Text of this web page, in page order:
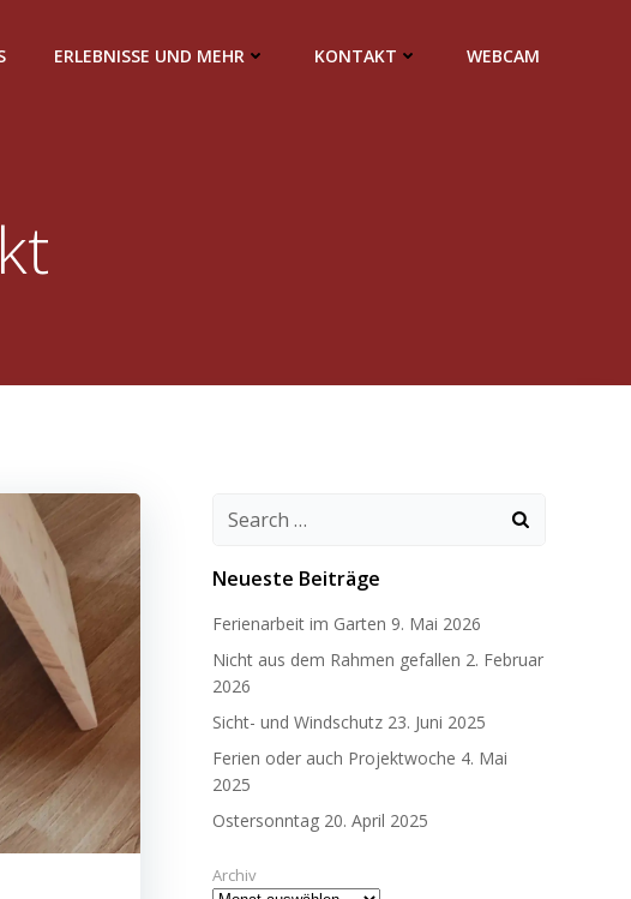
ERLEBNISSE UND MEHR KONTAKT WEBCAM
Search
Neueste Beiträge
Ferienarbeit im Garten 9. Mai 2026
Nicht aus dem Rahmen gefallen 2. Februar
2026
Sicht- und Windschutz 23. Juni 2025
Ferien oder auch Projektwoche 4. Mai
2025
Ostersonntag 20. April 2025
Archiv